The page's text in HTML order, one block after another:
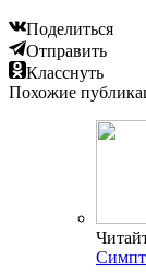
Поделиться
Отправить
Класснуть
Похожие